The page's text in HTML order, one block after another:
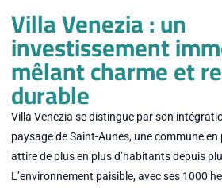
Villa Venezia : un
investissement
mêlant charme et
durable
Villa Venezia se distingue par son
paysage de Saint-Aunès, une commune
attire de plus en plus d’habitants depuis
L’environnement paisible, avec ses 1000